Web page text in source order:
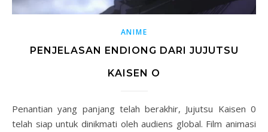
ANIME
PENJELASAN ENDIONG DARI JUJUTSU
KAISEN O
Penantian yang panjang telah berakhir, Jujutsu Kaisen 0
telah siap untuk dinikmati oleh audiens global. Film animasi